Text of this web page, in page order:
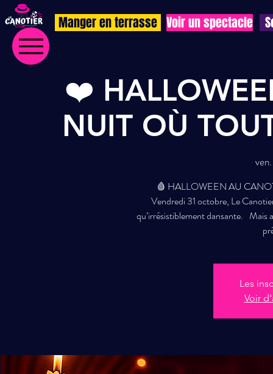
Manger en terrasse Voir un spectacle
❤️
NUIT OÙ
🩸 HALLOWEEN AU
Vendredi 31 octobre, Le
qu’irrésistiblement dansante. Mais
Les
Voir